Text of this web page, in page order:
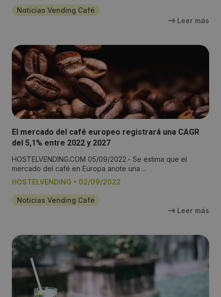
Noticias Vending Café
Leer más
El mercado del café europeo registrará una CAGR
del 5,1% entre 2022 y 2027
HOSTELVENDING.COM 05/09/2022.- Se estima que el
mercado del café en Europa anote una ...
HOSTELVENDING • 02/09/2022
Noticias Vending Café
Leer más